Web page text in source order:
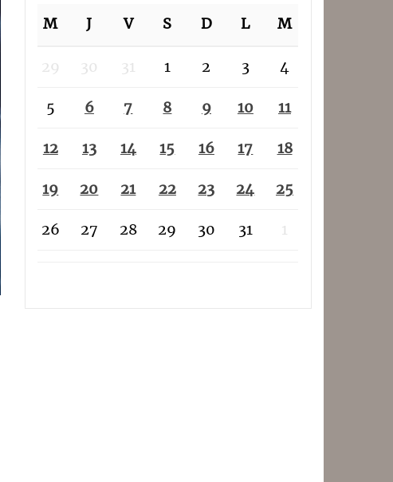
M J V S D L M
29 30 31 1 2 3 4
5 6 7 8 9 10 11
12 13 14 15 16 17 18
19 20 21 22 23 24 25
26 27 28 29 30 31 1